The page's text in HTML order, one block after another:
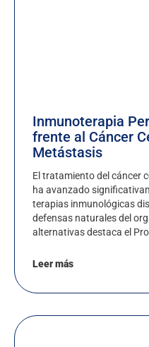
Inmunoterapia
frente al Cáncer
Metástasis
El tratamiento del cáncer
ha avanzado
terapias inmunológicas
defensas naturales del
alternativas destaca el
Leer más